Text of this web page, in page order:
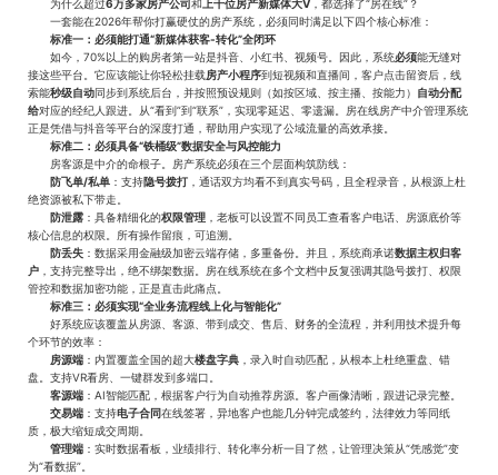
为什么超过6万多家房产公司和 上千位房产新媒体大V ，都选择了“房在线”？
一套能在2026年帮你打赢硬仗的房产系统，必须同时满足以下四个核心标准：
标准一：必须能打通“新媒体获客-转化”全闭环
如今，70%以上的购房者第一站是抖音、小红书、视频号。因此，系统必须能无缝对
接这些平台。它应该能让你轻松挂载房产小程序到短视频和直播间，客户点击留资后，线
索能秒级自动同步到系统后台，并按照预设规则（如按区域、按主播、按能力） 自动分配
给对应的经纪人跟进。从“看到”到“联系”，实现零延迟、零遗漏。房在线房产中介管理系统
正是凭借与抖音等平台的深度打通，帮助用户实现了公域流量的高效承接。
标准二：必须具备“铁桶级”数据安全与风控能力
房客源是中介的命根子。房产系统必须在三个层面构筑防线：
防飞单/私单 ：支持隐号拨打 ，通话双方均看不到真实号码，且全程录音，从根源上杜
绝资源被私下带走。
防泄露 ：具备精细化的权限管理 ，老板可以设置不同员工查看客户电话、房源底价等
核心信息的权限。所有操作留痕，可追溯。
防丢失 ：数据采用金融级加密云端存储，多重备份。并且，系统商承诺数据主权归客
户 ，支持完整导出，绝不绑架数据。房在线系统在多个文档中反复强调其隐号拨打、权限
管控和数据加密功能，正是直击此痛点。
标准三：必须实现“全业务流程线上化与智能化”
好系统应该覆盖从房源、客源、带到成交、售后、财务的全流程，并利用技术提升每
个环节的效率：
房源端 ：内置覆盖全国的超大楼盘字典 ，录入时自动匹配，从根本上杜绝重盘、错
盘。支持VR看房、一键群发到多端口。
客源端 ：AI智能匹配，根据客户行为自动推荐房源。客户画像清晰，跟进记录完整。
交易端 ：支持电子合同在线签署，异地客户也能几分钟完成签约，法律效力等同纸
质，极大缩短成交周期。
管理端 ：实时数据看板，业绩排行、转化率分析一目了然，让管理决策从“凭感觉”变
为“看数据”。